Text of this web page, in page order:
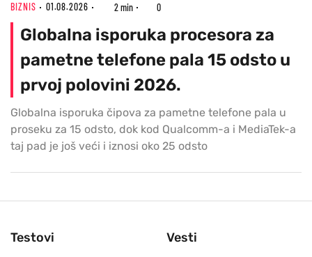
BIZNIS 01.08.2026 2 min 0
Globalna isporuka procesora za
pametne telefone pala 15 odsto u
prvoj polovini 2026.
Globalna isporuka čipova za pametne telefone pala u
proseku za 15 odsto, dok kod Qualcomm-a i MediaTek-a
taj pad je još veći i iznosi oko 25 odsto
Testovi Vesti